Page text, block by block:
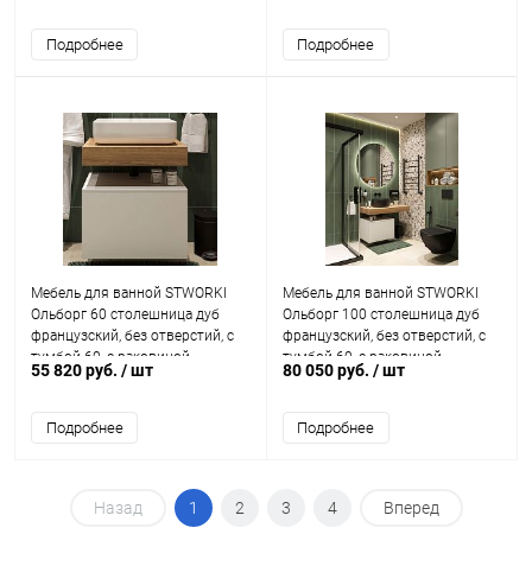
Подробнее Подробнее
Мебель для ванной STWORKI
Ольборг 60 столешница дуб
французский, без отверстий, с
тумбой 60, с раковиной
STWORKI Soul 1 белой
55 820 руб. / шт
Подробнее
Мебель для ванной STWORKI
Ольборг 100 столешница дуб
французский, без отверстий, с
тумбой 60, с раковиной
STWORKI Rotenburg 40 черной
80 050 руб. / шт
Подробнее
Назад 1 2 3 4 Вперед